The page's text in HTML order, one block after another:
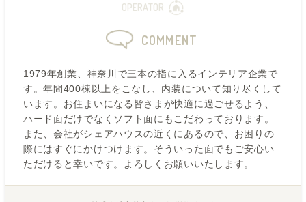
OPERATOR
COMMENT
1979年創業、神奈川で三本の指に入るインテリア企業で
す。年間400棟以上をこなし、内装について知り尽くして
います。お住まいになる皆さまが快適に過ごせるよう、
ハード面だけでなくソフト面にもこだわっております。
また、会社がシェアハウスの近くにあるので、お困りの
際にはすぐにかけつけます。そういった面でもご安心い
ただけると幸いです。よろしくお願いいたします。